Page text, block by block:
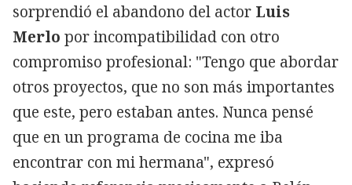
sorprendió el abandono del actor Luis
Merlo por incompatibilidad con otro
compromiso profesional: "Tengo que abordar
otros proyectos, que no son más importantes
que este, pero estaban antes. Nunca pensé
que en un programa de cocina me iba
encontrar con mi hermana", expresó